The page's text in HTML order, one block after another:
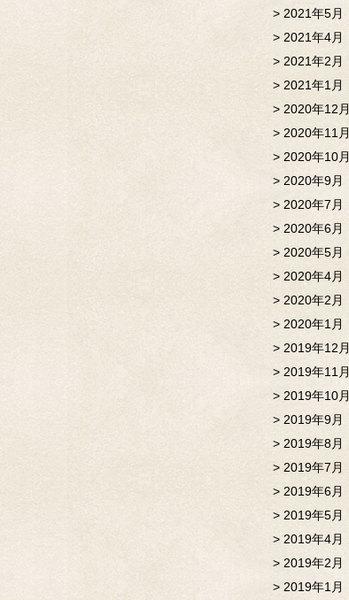
2021年5月
2021年4月
2021年2月
2021年1月
2020年12月
2020年11月
2020年10月
2020年9月
2020年7月
2020年6月
2020年5月
2020年4月
2020年2月
2020年1月
2019年12月
2019年11月
2019年10月
2019年9月
2019年8月
2019年7月
2019年6月
2019年5月
2019年4月
2019年2月
2019年1月